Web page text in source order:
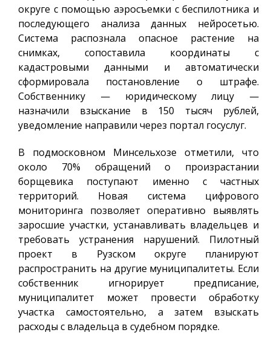
округе с помощью аэросъемки с беспилотника и
последующего анализа данных нейросетью.
Система распознала опасное растение на
снимках, сопоставила координаты с
кадастровыми данными и автоматически
сформировала постановление о штрафе.
Собственнику — юридическому лицу —
назначили взыскание в 150 тысяч рублей,
уведомление направили через портал госуслуг.
В подмосковном Минсельхозе отметили, что
около 70% обращений о произрастании
борщевика поступают именно с частных
территорий. Новая система цифрового
мониторинга позволяет оперативно выявлять
заросшие участки, устанавливать владельцев и
требовать устранения нарушений. Пилотный
проект в Рузском округе планируют
распространить на другие муниципалитеты. Если
собственник игнорирует предписание,
муниципалитет может провести обработку
участка самостоятельно, а затем взыскать
расходы с владельца в судебном порядке.